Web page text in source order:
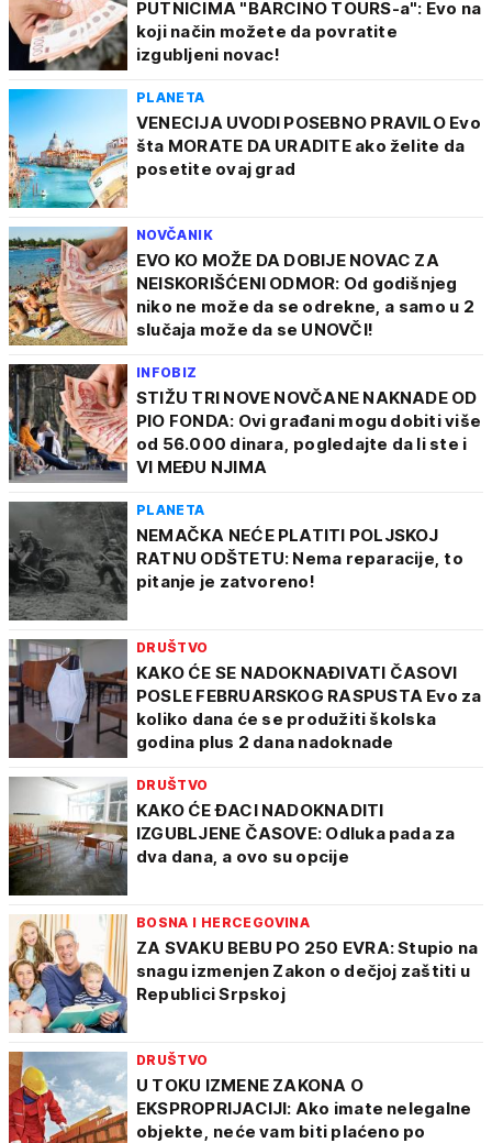
PUTNICIMA "BARCINO TOURS-a": Evo na
koji način možete da povratite
izgubljeni novac!
PLANETA
VENECIJA UVODI POSEBNO PRAVILO Evo
šta MORATE DA URADITE ako želite da
posetite ovaj grad
NOVČANIK
EVO KO MOŽE DA DOBIJE NOVAC ZA
NEISKORIŠĆENI ODMOR: Od godišnjeg
niko ne može da se odrekne, a samo u 2
slučaja može da se UNOVČI!
INFOBIZ
STIŽU TRI NOVE NOVČANE NAKNADE OD
PIO FONDA: Ovi građani mogu dobiti više
od 56.000 dinara, pogledajte da li ste i
VI MEĐU NJIMA
PLANETA
NEMAČKA NEĆE PLATITI POLJSKOJ
RATNU ODŠTETU: Nema reparacije, to
pitanje je zatvoreno!
DRUŠTVO
KAKO ĆE SE NADOKNAĐIVATI ČASOVI
POSLE FEBRUARSKOG RASPUSTA Evo za
koliko dana će se produžiti školska
godina plus 2 dana nadoknade
DRUŠTVO
KAKO ĆE ĐACI NADOKNADITI
IZGUBLJENE ČASOVE: Odluka pada za
dva dana, a ovo su opcije
BOSNA I HERCEGOVINA
ZA SVAKU BEBU PO 250 EVRA: Stupio na
snagu izmenjen Zakon o dečjoj zaštiti u
Republici Srpskoj
DRUŠTVO
U TOKU IZMENE ZAKONA O
EKSPROPRIJACIJI: Ako imate nelegalne
objekte, neće vam biti plaćeno po